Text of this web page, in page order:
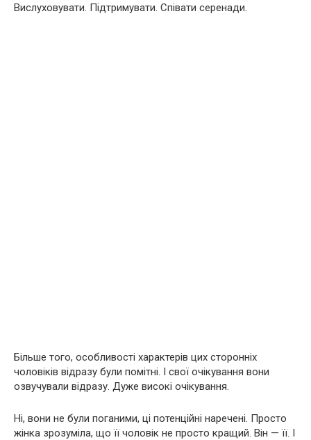
Вислуховувати. Підтримувати. Співати серенади.
Більше того, особливості характерів цих сторонніх
чоловіків відразу були помітні. І свої очікування вони
озвучували відразу. Дуже високі очікування.
Ні, вони не були поганими, ці потенційні наречені. Просто
жінка зрозуміла, що її чоловік не просто кращий. Він — її. І